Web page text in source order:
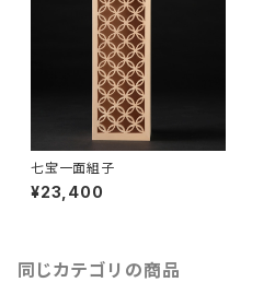
七宝一面組子
¥23,400
同じカテゴリの商品